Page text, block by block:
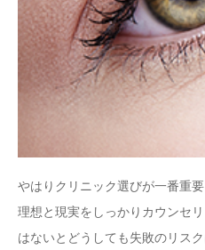
やはりクリニック選びが一番重要
理想と現実をしっかりカウンセ
はないとどうしても失敗のリスク